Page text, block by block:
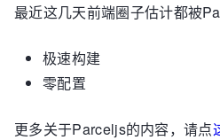
最近这几天前端圈子估计都被
极速构建
零配置
更多关于Parceljs的内容，请点